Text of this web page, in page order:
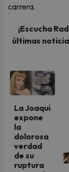
carrera.
¡Escucha
últimas
La Joaqui
expone
la
dolorosa
verdad
de su
ruptura